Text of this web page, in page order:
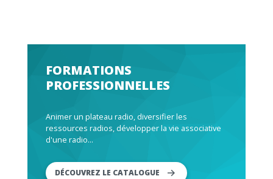
FORMATIONS
PROFESSIONNELLES
Animer un plateau radio, diversifier les
ressources radios, développer la vie associative
d'une radio...
DÉCOUVREZ LE CATALOGUE